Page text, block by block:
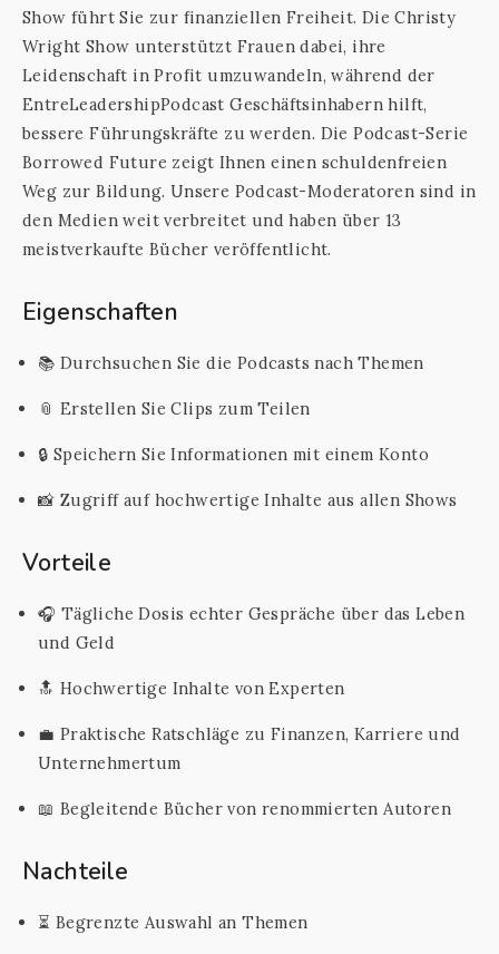
Show führt Sie zur finanziellen Freiheit. Die Christy
Wright Show unterstützt Frauen dabei, ihre
Leidenschaft in Profit umzuwandeln, während der
EntreLeadershipPodcast Geschäftsinhabern hilft,
bessere Führungskräfte zu werden. Die Podcast-Serie
Borrowed Future zeigt Ihnen einen schuldenfreien
Weg zur Bildung. Unsere Podcast-Moderatoren sind in
den Medien weit verbreitet und haben über 13
meistverkaufte Bücher veröffentlicht.
Eigenschaften
📚 Durchsuchen Sie die Podcasts nach Themen
📎 Erstellen Sie Clips zum Teilen
🔒 Speichern Sie Informationen mit einem Konto
📸 Zugriff auf hochwertige Inhalte aus allen Shows
Vorteile
🎧 Tägliche Dosis echter Gespräche über das Leben
und Geld
🔝 Hochwertige Inhalte von Experten
💼 Praktische Ratschläge zu Finanzen, Karriere und
Unternehmertum
📖 Begleitende Bücher von renommierten Autoren
Nachteile
⏳ Begrenzte Auswahl an Themen